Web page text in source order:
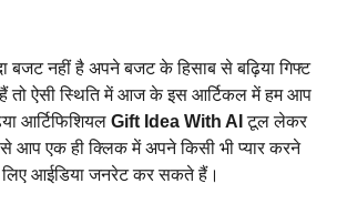
बजट नहीं है अपने बजट के हिसाब से बढ़िया गिफ्ट
तो ऐसी स्थिति में आज के इस आर्टिकल में हम आप
आर्टिफिशियल Gift Idea With AI टूल लेकर
आप एक ही क्लिक में अपने किसी भी प्यार करने
लिए आईडिया जनरेट कर सकते हैं।